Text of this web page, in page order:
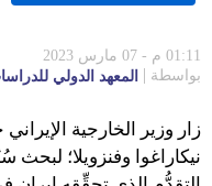
01:11 م - 07 مارس 2023
بواسطة
المعهد الدولي
زار وزير الخارجية
نيكاراغوا وفنزويلا؛ لبحث